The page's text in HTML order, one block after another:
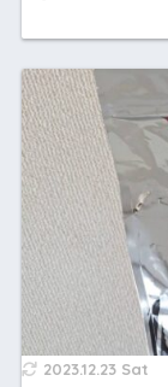
2023.12.23 Sat